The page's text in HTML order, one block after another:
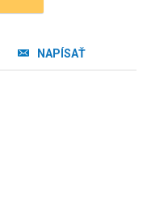
NAPÍSAŤ